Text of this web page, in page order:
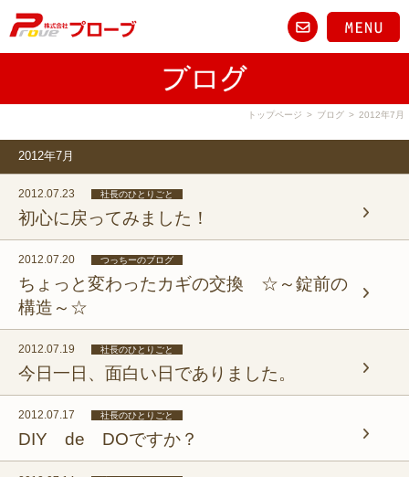
トップページ > ブログ > 2012年7月
2012年7月
初心に戻ってみました！
社長のひとりごと
2012.07.23
ちょっと変わったカギの交換 ☆～錠前の
構造～☆
つっちーのブログ
2012.07.20
今日一日、面白い日でありました。
社長のひとりごと
2012.07.19
DIY de DOですか？
社長のひとりごと
2012.07.17